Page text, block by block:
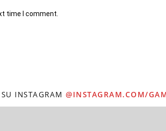
time I comment.
INSTAGRAM @INSTAGRAM.COM/